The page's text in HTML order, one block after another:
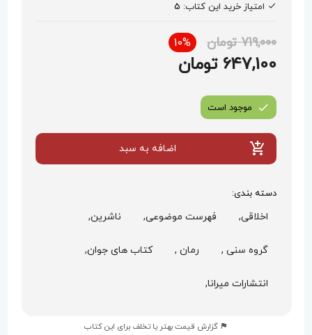
امتیاز خرید این کتاب: 5
719,000 تومان 10%
647,100 تومان
موجود است
اضافه به سبد
دسته بندی:
اخلاقی, فهرست موضوعی, ناشرین,
گروه سنی , رمان , کتاب های جوان,
انتشارات میرانا,
گزارش قیمت بهتر یا تخلف برای این کتاب